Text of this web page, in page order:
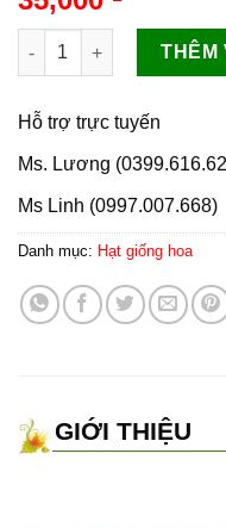
Hoa phong lữ thảo số
THÊM
Hỗ trợ trực tuyến
Ms. Lương
Ms Linh (0997.007.668)
Danh mục: Hạt giống hoa
GIỚI THIỆU